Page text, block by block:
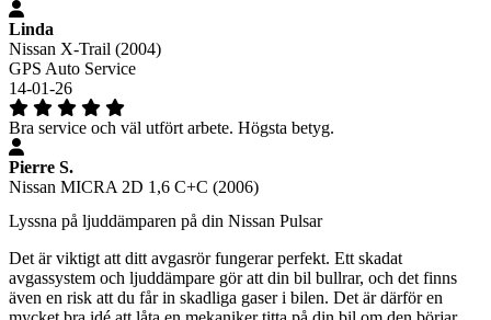
Linda
Nissan X-Trail (2004)
GPS Auto Service
14-01-26
Bra service och väl utfört arbete. Högsta betyg.
Pierre S.
Nissan MICRA 2D 1,6 C+C (2006)
Lyssna på ljuddämparen på din Nissan Pulsar
Det är viktigt att ditt avgasrör fungerar perfekt. Ett skadat
avgassystem och ljuddämpare gör att din bil bullrar, och det finns
även en risk att du får in skadliga gaser i bilen. Det är därför en